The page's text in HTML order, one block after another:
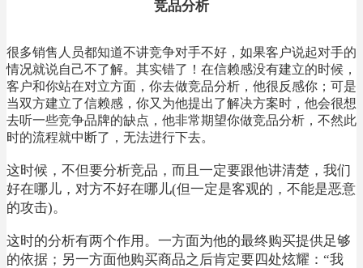
竞品分析
很多销售人员都知道不讲竞争对手不好，如果客户说起对手的
情况就说自己不了解。其实错了！在信赖感没有建立的时候，
客户和你站在对立方面，你去做竞品分析，他很反感你；可是
当双方建立了信赖感，你又为他提出了解决方案时，他会很想
去听一些竞争品牌的缺点，他非常期望你做竞品分析，不然此
时的流程就中断了，无法进行下去。
这时候，不但要分析竞品，而且一定要跟他讲清楚，我们
好在哪儿，对方不好在哪儿(但一定是客观的，不能是恶意
的攻击)。
这时的分析有两个作用。一方面为他的最终购买提供足够
的依据；另一方面他购买商品之后肯定要四处炫耀：“我